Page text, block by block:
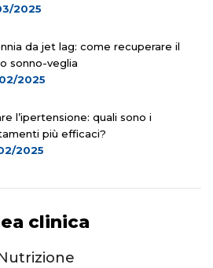
2025
da jet lag: come recuperare il
sonno-veglia
2025
l’ipertensione: quali sono i
più efficaci?
2025
clinica